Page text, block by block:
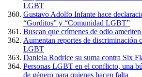
LGBT
Gustavo Adolfo Infante hace
“Gorditos” y “Comunidad LGBT”
Buscan que crímenes de odio
Aumentan reportes de discriminación
LGBT
Daniela Rodrice su suma contra Six
Personas LGBT en el conflicto, una
de género para quienes hacen falta